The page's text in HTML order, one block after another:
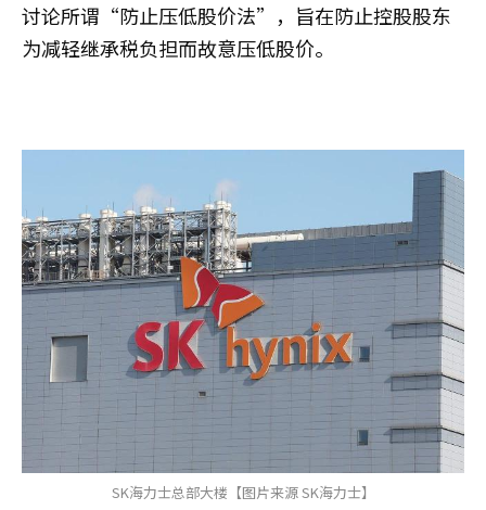
讨论所谓“防止压低股价法”，旨在防止控股股东
为减轻继承税负担而故意压低股价。
SK海力士总部大楼【图片来源 SK海力士】